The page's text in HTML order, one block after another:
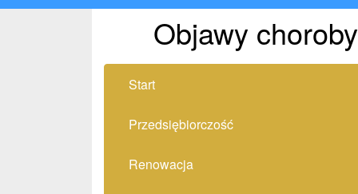
Objawy
Start
Przedsiębiorczość
Renowacja